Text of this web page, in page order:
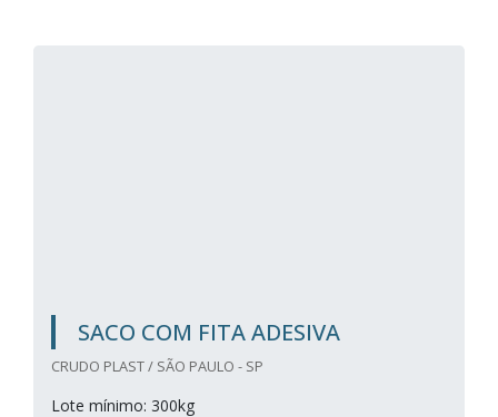
SACO COM FITA ADESIVA
CRUDO PLAST / SÃO PAULO - SP
Lote mínimo: 300kg